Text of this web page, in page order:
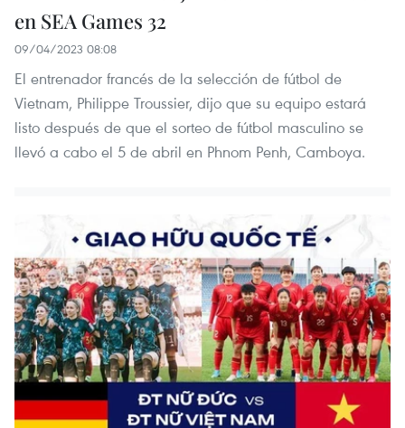
en SEA Games 32
09/04/2023 08:08
El entrenador francés de la selección de fútbol de
Vietnam, Philippe Troussier, dijo que su equipo estará
listo después de que el sorteo de fútbol masculino se
llevó a cabo el 5 de abril en Phnom Penh, Camboya.